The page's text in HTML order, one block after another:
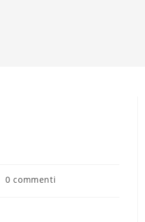
0 commenti